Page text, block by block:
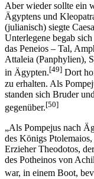
Aber wieder sollte ein
Ägyptens und
(julianisch) siegte
Unterlegene begab
das Peneios – Tal,
Attaleia (Panphylien),
in Ägypten.[49] Dort
zu erhalten. Als
standen sich Bruder
gegenüber.[50]
„Als Pompejus nach
des Königs
Erzieher Theodotos,
des Potheinos von
war, in einem Boot,